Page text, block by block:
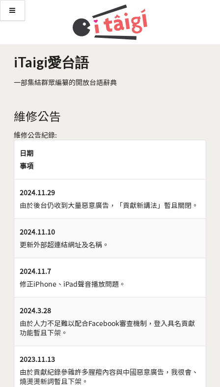
iTaigi愛台語
一部集結群眾編纂的開放台語辭典
維修公告
維修公告紀錄:
日期
事項
2024.11.29
由於後台仍收到大量惡意廣告，「貢獻新講法」暫且關閉。
2024.11.10
更新外部超連結網址及名稱。
2024.11.7
修正iPhone、iPad聲音播放問題。
2024.3.28
由於人力不足難以配合Facebook審查機制，登入具名貢獻
功能暫且下架。
2023.11.13
由於貢獻紀錄參雜許多腥羶內容與中國惡意廣告，我很會、
燒燙燙新詞暫且下架。